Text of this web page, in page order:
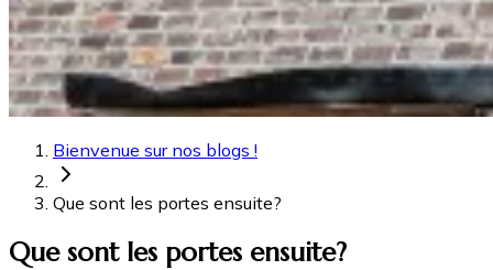
Bienvenue sur nos blogs !
Que sont les portes ensuite?
Que sont les portes ensuite?